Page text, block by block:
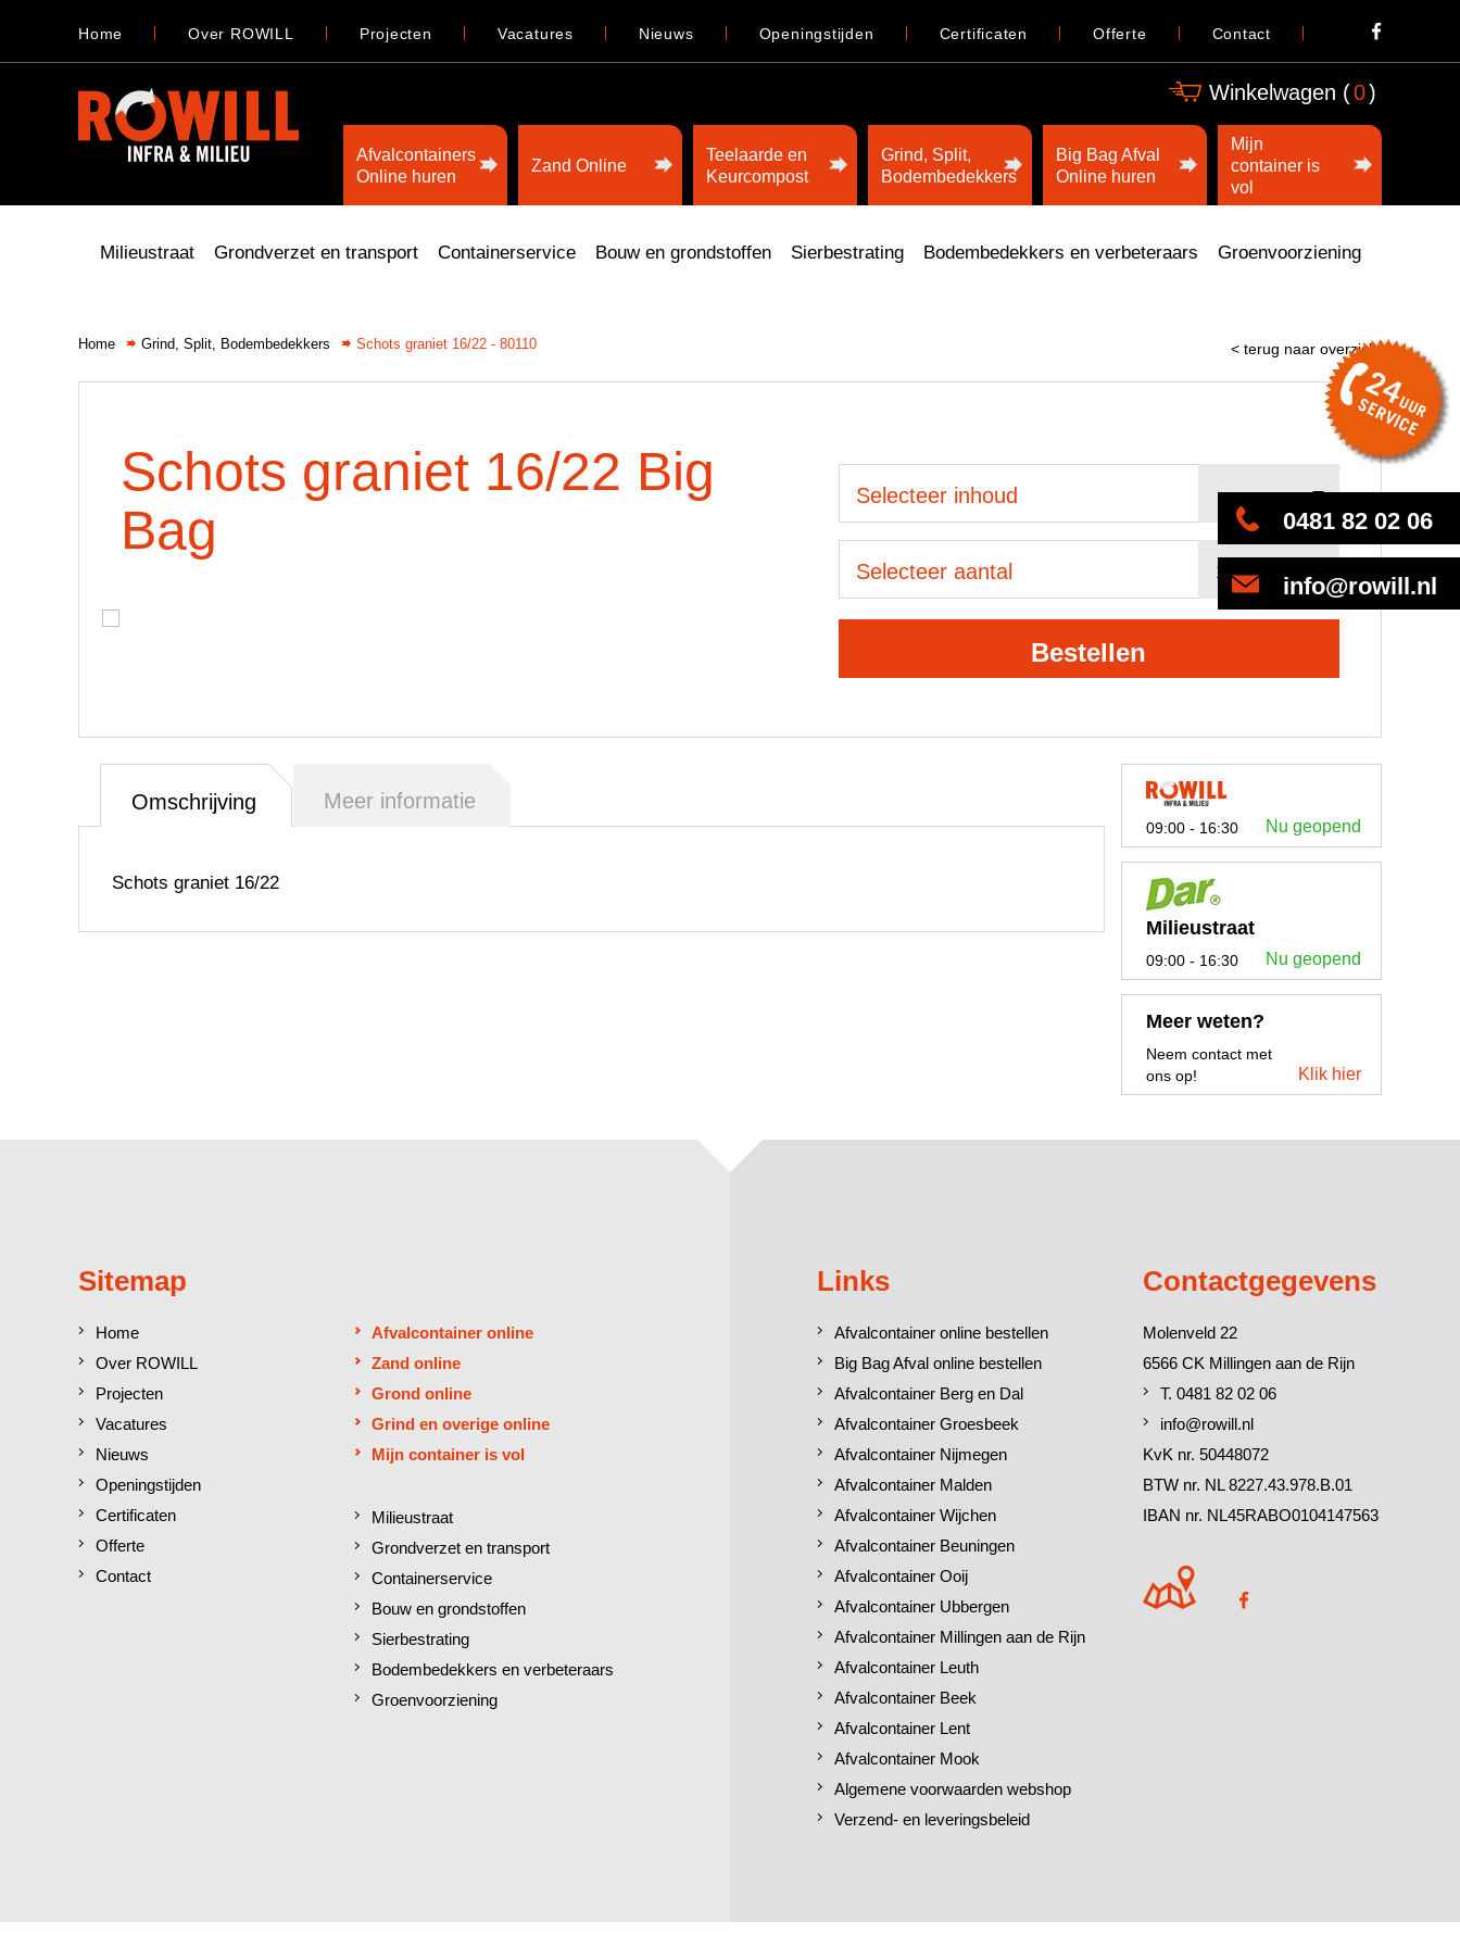
Home Over ROWILL Projecten Vacatures Nieuws Openingstijden Certificaten Offerte Contact
Winkelwagen (0)
Afvalcontainers
Online huren
Zand Online
Teelaarde en
Keurcompost
Grind, Split,
Bodembedekkers
Big Bag Afval
Online huren
Mijn
container is
vol
Milieustraat Grondverzet en transport Containerservice Bouw en grondstoffen Sierbestrating Bodembedekkers en verbeteraars Groenvoorziening
0481 82 02 06
info@rowill.nl
Home Grind, Split, Bodembedekkers Schots graniet 16/22 - 80110 < terug naar overzicht
Schots graniet 16/22 Big
Bag
Selecteer inhoud
Selecteer aantal
Bestellen
Omschrijving Meer informatie
Schots graniet 16/22
09:00 - 16:30 Nu geopend
Milieustraat
09:00 - 16:30 Nu geopend
Meer weten?
Neem contact met
ons op!
Klik hier
Sitemap
Home
Over ROWILL
Projecten
Vacatures
Nieuws
Openingstijden
Certificaten
Offerte
Contact
Afvalcontainer online
Zand online
Grond online
Grind en overige online
Mijn container is vol
Milieustraat
Grondverzet en transport
Containerservice
Bouw en grondstoffen
Sierbestrating
Bodembedekkers en verbeteraars
Groenvoorziening
Links
Afvalcontainer online bestellen
Big Bag Afval online bestellen
Afvalcontainer Berg en Dal
Afvalcontainer Groesbeek
Afvalcontainer Nijmegen
Afvalcontainer Malden
Afvalcontainer Wijchen
Afvalcontainer Beuningen
Afvalcontainer Ooij
Afvalcontainer Ubbergen
Afvalcontainer Millingen aan de Rijn
Afvalcontainer Leuth
Afvalcontainer Beek
Afvalcontainer Lent
Afvalcontainer Mook
Algemene voorwaarden webshop
Verzend- en leveringsbeleid
Contactgegevens
Molenveld 22
6566 CK Millingen aan de Rijn
T. 0481 82 02 06
info@rowill.nl
KvK nr. 50448072
BTW nr. NL 8227.43.978.B.01
IBAN nr. NL45RABO0104147563